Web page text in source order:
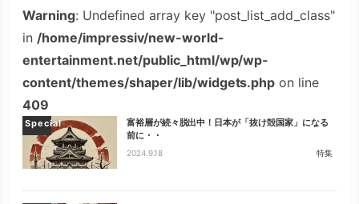
Warning: Undefined array key "post_list_add_class"
in /home/impressiv/new-world-
entertainment.net/public_html/wp/wp-
content/themes/shaper/lib/widgets.php on line
409
Special
富裕層が続々脱出中！日本が「抜け殻国家」になる
前に・・
2024.9.18 特集